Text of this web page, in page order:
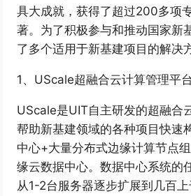
具大成就，获得了超过200多项
著。为了积极参与和推动国家新
了多个适用于新基建项目的解决
1、UScale超融合云计算管理平台
UScale是UIT自主研发的超融合
帮助新基建领域的各种项目快速
中心+大量分布式边缘计算节点
缘云数据中心。数据中心系统的
从1-2台服务器逐步扩展到几百